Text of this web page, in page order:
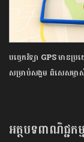
បច្ចេកវិទ្យា GPS មាន
សម្រាប់សង្គម ពិសេសម្ចា
អត្ថបទពាណិជ្ជកម្